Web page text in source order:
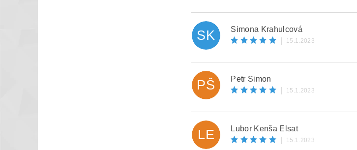
SK
Simona Krahulcová
15.1.2023
PŠ
Petr Šimon
15.1.2023
LE
Lubor Kenša Elsat
15.1.2023